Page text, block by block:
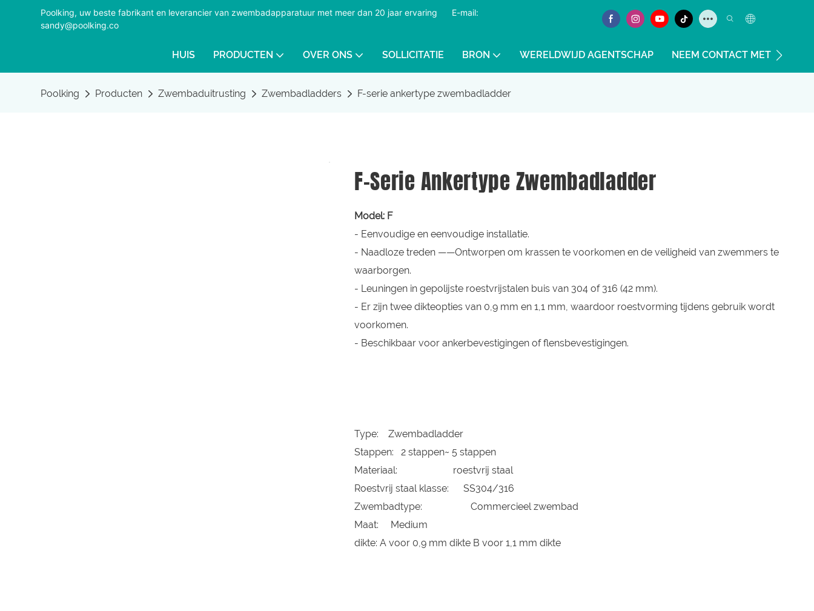
Poolking, uw beste fabrikant en leverancier van zwembadapparatuur met meer dan 20 jaar ervaring
E-mail:
sandy@poolking.co
HUIS PRODUCTEN OVER ONS SOLLICITATIE BRON WERELDWIJD AGENTSCHAP NEEM CONTACT MET ONS OP
Poolking Producten Zwembaduitrusting Zwembadladders F-serie ankertype zwembadladder
F-Serie Ankertype Zwembadladder
Model: F
- Eenvoudige en eenvoudige installatie.
- Naadloze treden ——Ontworpen om krassen te voorkomen en de veiligheid van zwemmers te
waarborgen.
- Leuningen in gepolijste roestvrijstalen buis van 304 of 316 (42 mm).
- Er zijn twee dikteopties van 0,9 mm en 1,1 mm, waardoor roestvorming tijdens gebruik wordt
voorkomen.
- Beschikbaar voor ankerbevestigingen of flensbevestigingen.
Type: Zwembadladder
Stappen: 2 stappen~ 5 stappen
Materiaal: roestvrij staal
Roestvrij staal klasse: SS304/316
Zwembadtype: Commercieel zwembad
Maat: Medium
dikte: A voor 0,9 mm dikte B voor 1,1 mm dikte